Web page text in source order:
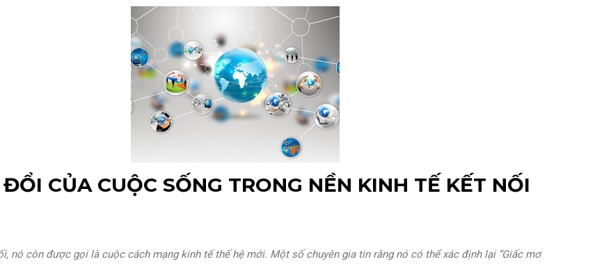
21/01/2015
Bùi Linh
Kinh tế
CỦA CUỘC SỐNG TRONG NỀN KINH TẾ KẾT NỐI
nó còn được gọi là cuộc cách mạng kinh tế thế hệ mới. Một số chuyên gia tin rằng nó có thể xác định lại “Giấc mơ